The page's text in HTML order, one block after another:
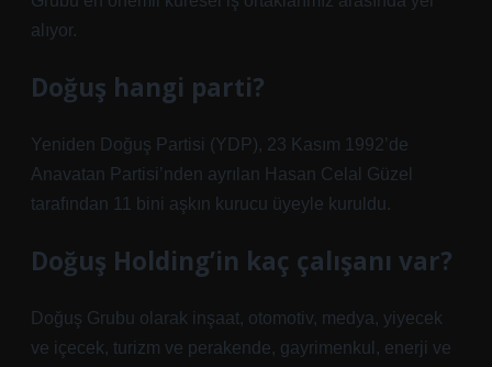
alıyor.
Doğuş hangi parti?
Yeniden Doğuş Partisi (YDP), 23 Kasım 1992’de
Anavatan Partisi’nden ayrılan Hasan Celal Güzel
tarafından 11 bini aşkın kurucu üyeyle kuruldu.
Doğuş Holding’in kaç çalışanı var?
Doğuş Grubu olarak inşaat, otomotiv, medya, yiyecek
ve içecek, turizm ve perakende, gayrimenkul, enerji ve